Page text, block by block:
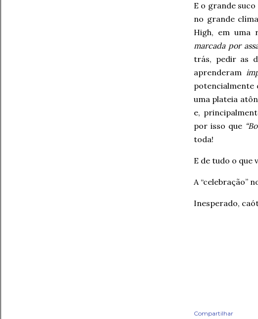
E o grande
no grande
High, em uma
marcada por
trás, pedir as
aprenderam
potencialmente
uma plateia
e,
por isso que
toda!
E de tudo o que
A “celebração”
Inesperado,
Compartilhar